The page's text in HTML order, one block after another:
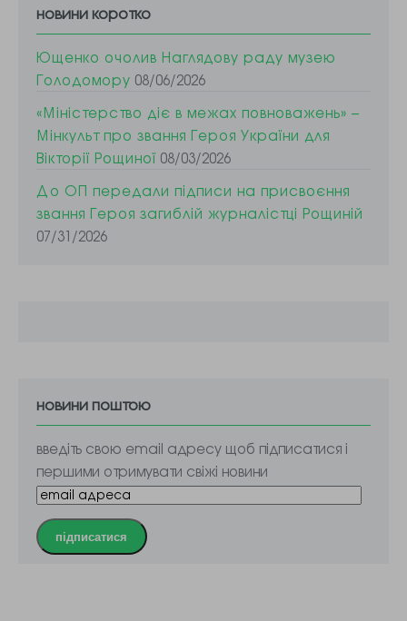
новини коротко
Ющенко очолив Наглядову раду музею
Голодомору 08/06/2026
«Міністерство діє в межах повноважень» –
Мінкульт про звання Героя України для
Вікторії Рощиної 08/03/2026
До ОП передали підписи на присвоєння
звання Героя загиблій журналістці Рощиній
07/31/2026
новини поштою
введіть свою email адресу щоб підписатися і
першими отримувати свіжі новини
підписатися